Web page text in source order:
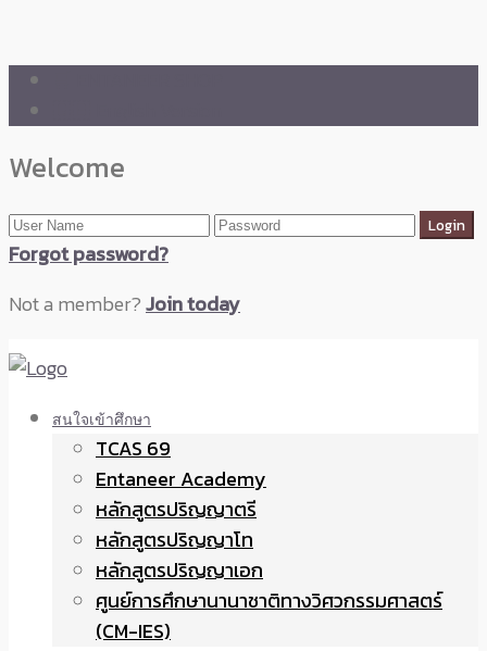
Welcome
Forgot password?
Not a member?Join today
สนใจเข้าศึกษา
TCAS 69
Entaneer Academy
หลักสูตรปริญญาตรี
หลักสูตรปริญญาโท
หลักสูตรปริญญาเอก
ศูนย์การศึกษานานาชาติทางวิศวกรรมศาสตร์
(CM-IES)